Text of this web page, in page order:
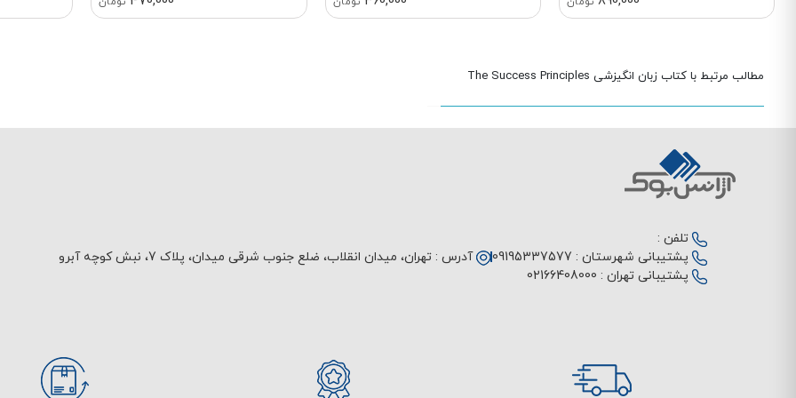
مطالب مرتبط با کتاب زبان انگیزشی The Success Principles
تلفن :
پشتیبانی شهرستان : 09195337577
پشتیبانی تهران : 02166408000
آدرس : تهران، میدان انقلاب، ضلع جنوب شرقی میدان، پلاک 7، نبش کوچه آبرو